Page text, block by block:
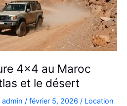
4×4 au Maroc
et le désert
admin / février 5, 2026 / Location